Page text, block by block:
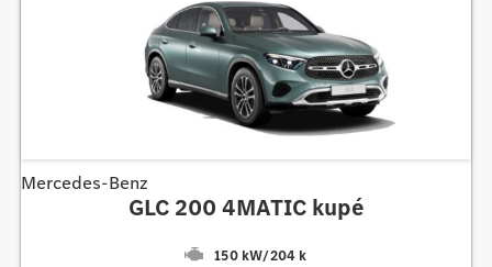
Mercedes-Benz
GLC 200 4MATIC kupé
150 kW/204 k